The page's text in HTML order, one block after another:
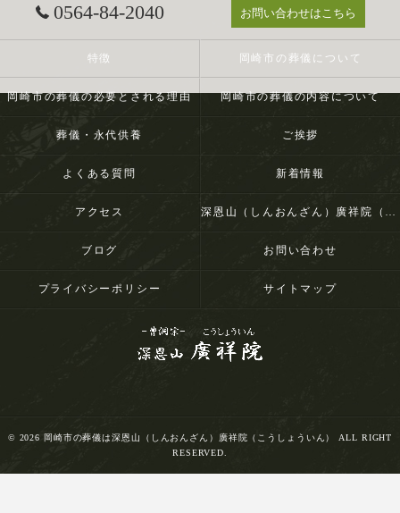
0564-84-2040 お問い合わせはこちら
特徴 岡崎市の葬儀について
岡崎市の葬儀の必要とされる理由 岡崎市の葬儀の内容について
葬儀・永代供養 ご挨拶
よくある質問 新着情報
アクセス 深恩山（しんおんざん）廣祥院（こうしょういん）
ブログ お問い合わせ
プライバシーポリシー サイトマップ
© 2026 岡崎市の葬儀は深恩山（しんおんざん）廣祥院（こうしょういん） ALL RIGHT
RESERVED.